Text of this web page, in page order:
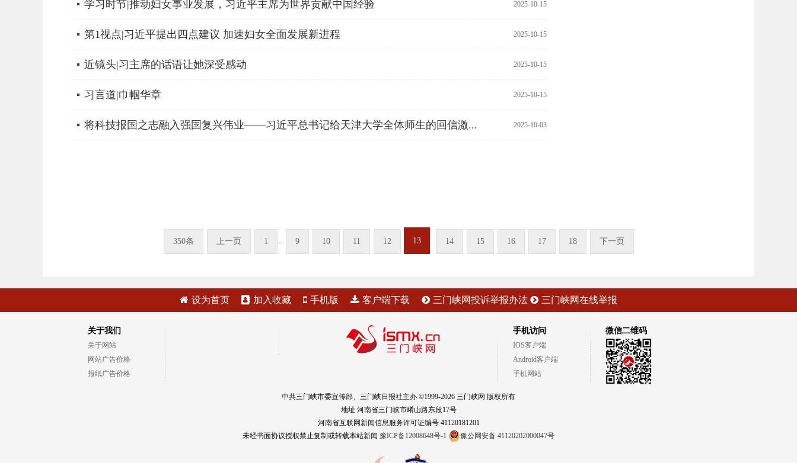
2025-10-15
学习时节|推动妇女事业发展，习近平主席为世界贡献中国经验
2025-10-15
第1视点|习近平提出四点建议 加速妇女全面发展新进程
2025-10-15
近镜头|习主席的话语让她深受感动
2025-10-15
习言道|巾帼华章
2025-10-03
将科技报国之志融入强国复兴伟业——习近平总书记给天津大学全体师生的回信激...
350条 上一页 1 .. 9 10 11 12 13 14 15 16 17 18 下一页
设为首页 加入收藏 手机版 客户端下载 三门峡网投诉举报办法 三门峡网在线举报
关于我们
关于网站
网站广告价格
报纸广告价格
手机访问
IOS客户端
Android客户端
手机网站
微信二维码
中共三门峡市委宣传部、三门峡日报社主办 ©1999-2026 三门峡网 版权所有
地址 河南省三门峡市崤山路东段17号
河南省互联网新闻信息服务许可证编号 41120181201
未经书面协议授权禁止复制或转载本站新闻 豫ICP备12008648号-1 豫公网安备 41120202000047号